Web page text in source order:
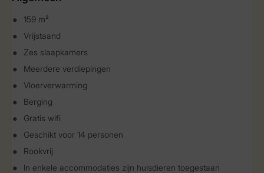
159 m²
Vrijstaand
Zes slaapkamers
Meerdere verdiepingen
Vloerverwarming
Berging
Gratis wifi
Geschikt voor 14 personen
Rookvrij
In enkele accommodaties zijn huisdieren toegestaan